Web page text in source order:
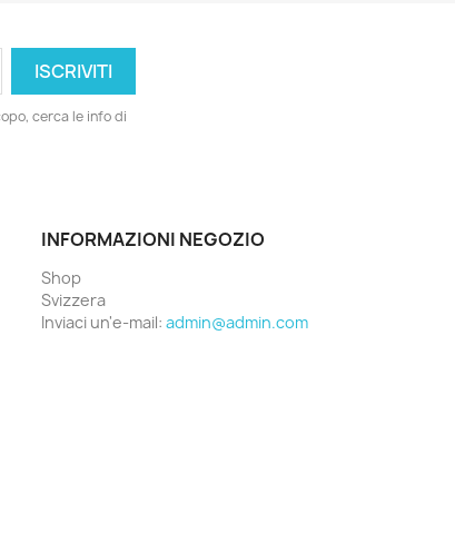
cerca le info di
INFORMAZIONI NEGOZIO
Shop
Svizzera
Inviaci un'e-mail: admin@admin.com